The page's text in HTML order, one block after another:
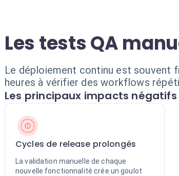
Les tests QA
Le déploiement continu est souvent
heures à vérifier des workflows
Les principaux impacts négatifs
Cycles de release prolongés
La validation manuelle de chaque
nouvelle fonctionnalité crée un goulot